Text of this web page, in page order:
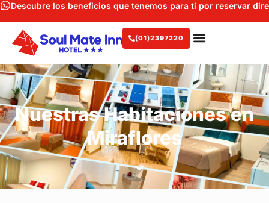
Descubre los beneficios que tenemos para ti por reservar
(01)2397220
Nuestras Habitaciones en
Miraflores